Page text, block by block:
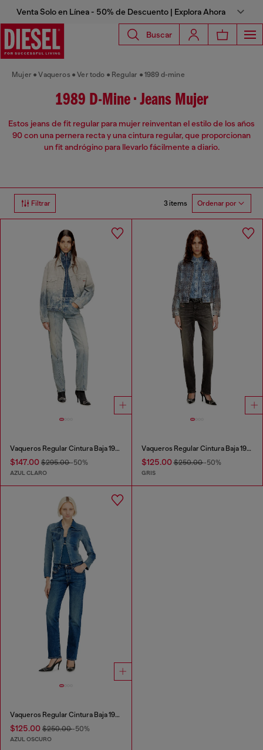
Venta Solo en Línea - 50% de Descuento | Explora Ahora
Buscar
Mujer Vaqueros Ver todo Regular 1989 d-mine
1989 D-Mine • Jeans Mujer
Estos jeans de fit regular para mujer reinventan el estilo de los años
90 con una pernera recta y una cintura regular, que proporcionan
un fit andrógino para llevarlo fácilmente a diario.
Filtrar 3 items Ordenar por
Vaqueros Regular Cintura Baja 1989 D-Mine
$147.00 $295.00-50%
AZUL CLARO
Vaqueros Regular Cintura Baja 1989 D-Mine
$125.00$250.00-50%
GRIS
Vaqueros Regular Cintura Baja 1989 D-Mine
$125.00 $250.00-50%
AZUL OSCURO